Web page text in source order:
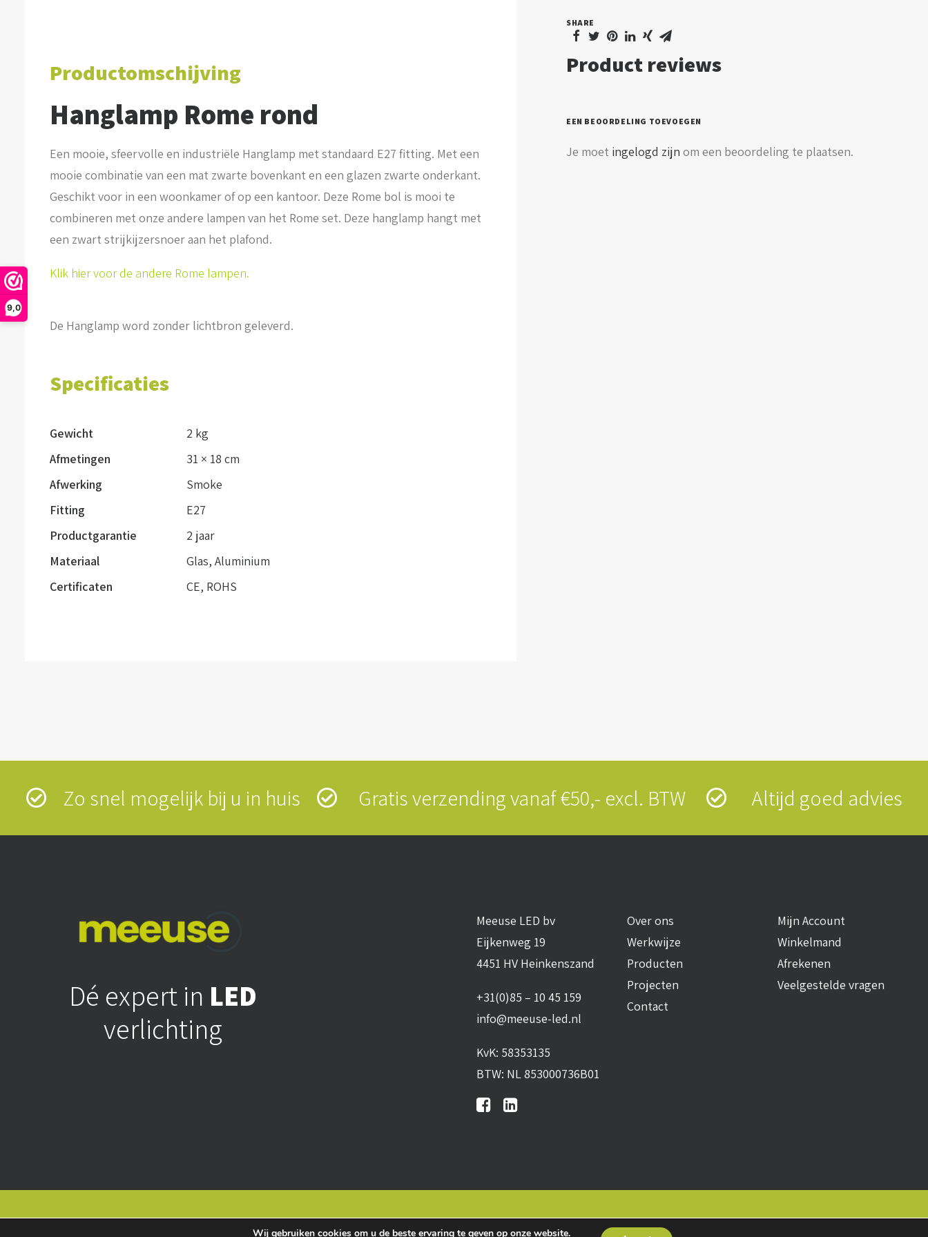
9,0
Productomschijving
Hanglamp Rome rond
Een mooie, sfeervolle en industriële Hanglamp met standaard E27 fitting. Met een
mooie combinatie van een mat zwarte bovenkant en een glazen zwarte onderkant.
Geschikt voor in een woonkamer of op een kantoor. Deze Rome bol is mooi te
combineren met onze andere lampen van het Rome set. Deze hanglamp hangt met
een zwart strijkijzersnoer aan het plafond.
Klik hier voor de andere Rome lampen.
De Hanglamp word zonder lichtbron geleverd.
Specificaties
Gewicht
2 kg
Afmetingen
31 × 18 cm
Afwerking
Smoke
Fitting
E27
Productgarantie
2 jaar
Materiaal
Glas, Aluminium
Certificaten
CE, ROHS
SHARE
Product reviews
EEN BEOORDELING TOEVOEGEN
Je moet ingelogd zijn om een beoordeling te plaatsen.
Zo snel mogelijk bij u in huis Gratis verzending vanaf €50,- excl. BTW Altijd goed advies
Dé expert in LED
verlichting
Meeuse LED bv
Eijkenweg 19
4451 HV Heinkenszand
+31(0)85 – 10 45 159
info@meeuse-led.nl
KvK: 58353135
BTW: NL 853000736B01
Over ons
Werkwijze
Producten
Projecten
Contact
Mijn Account
Winkelmand
Afrekenen
Veelgestelde vragen
Algemene voorwaarden Algemene leveringsvoorwaarden Privacy verklaring Cookies• Realisatie:
Wij gebruiken cookies om u de beste ervaring te geven op onze website.